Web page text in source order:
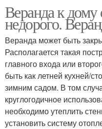
Веранда к
недорого.
Веранда может быть
Располагается такая
главного входа или
быть как летней кухней/
зимним садом. В том
круглогодичное
необходимо утеплить
установить систему